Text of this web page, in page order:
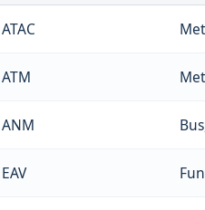
ATAC
ATM
ANM
EAV